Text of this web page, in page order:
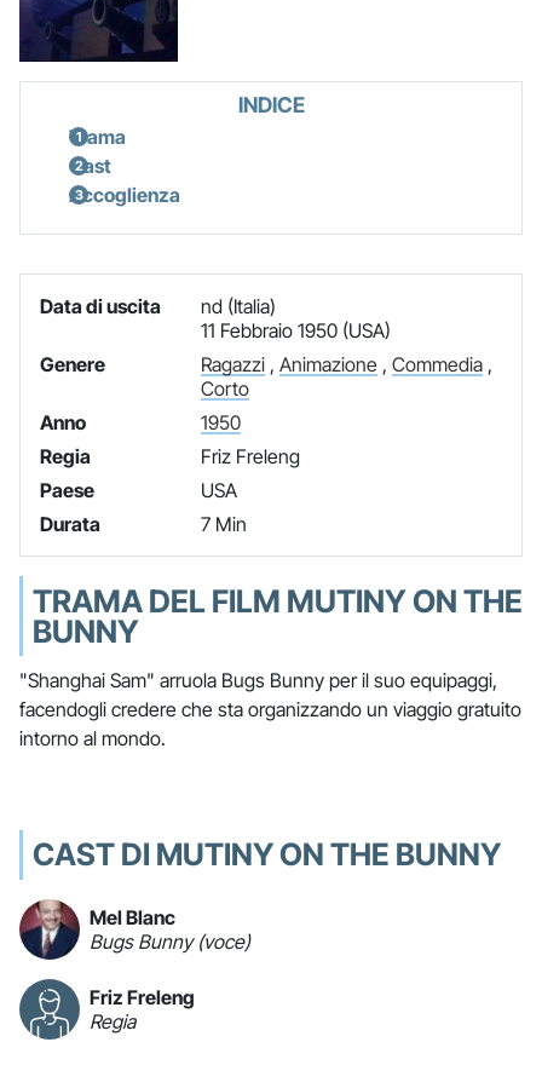
INDICE
Trama
Cast
Accoglienza
Data di uscita
nd (Italia)
11 Febbraio 1950 (USA)
Genere
Ragazzi, Animazione, Commedia,
Corto
Anno
1950
Regia
Friz Freleng
Paese
USA
Durata
7 Min
TRAMA DEL FILM MUTINY ON THE
BUNNY
"Shanghai Sam" arruola Bugs Bunny per il suo equipaggi,
facendogli credere che sta organizzando un viaggio gratuito
intorno al mondo.
CAST DI MUTINY ON THE BUNNY
Mel Blanc
Bugs Bunny (voce)
Friz Freleng
Regia